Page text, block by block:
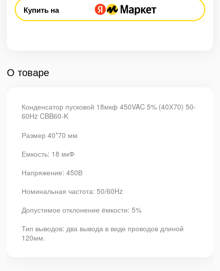
Купить на
О товаре
Конденсатор пусковой 18мкф 450VAC 5% (40Х70) 50-
60Hz CBB60-K
Размер 40*70 мм
Емкость: 18 мкФ
Напряжение: 450В
Номинальная частота: 50/60Hz
Допустимое отклонение ёмкости: 5%
Тип выводов: два вывода в виде проводов длиной
120мм.